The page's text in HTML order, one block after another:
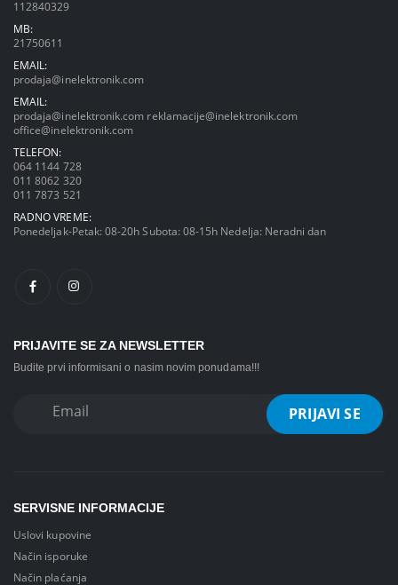
112840329
MB:
21750611
EMAIL:
prodaja@inelektronik.com
EMAIL:
prodaja@inelektronik.com reklamacije@inelektronik.com
office@inelektronik.com
TELEFON:
064 1144 728
011 8062 320
011 7873 521
RADNO VREME:
Ponedeljak-Petak: 08-20h Subota: 08-15h Nedelja: Neradni dan
PRIJAVITE SE ZA NEWSLETTER
Budite prvi informisani o nasim novim ponudama!!!
SERVISNE INFORMACIJE
Uslovi kupovine
Način isporuke
Način plaćanja